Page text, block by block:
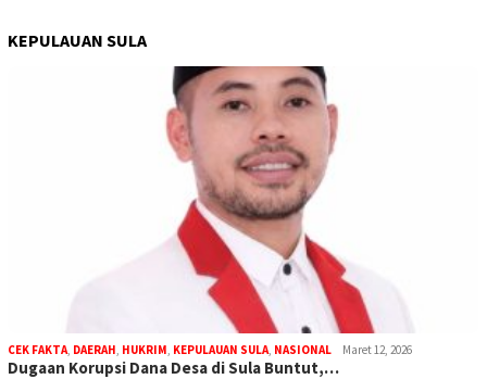
KEPULAUAN SULA
CEK FAKTA, DAERAH, HUKRIM, KEPULAUAN SULA, NASIONAL Maret 12, 2026
Dugaan Korupsi Dana Desa di Sula Buntut,…